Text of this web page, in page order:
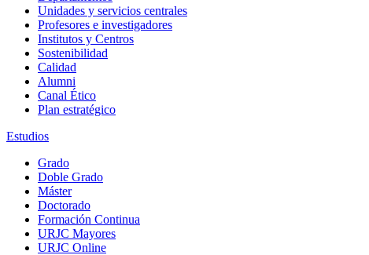
Unidades y servicios centrales
Profesores e investigadores
Institutos y Centros
Sostenibilidad
Calidad
Alumni
Canal Ético
Plan estratégico
Estudios
Grado
Doble Grado
Máster
Doctorado
Formación Continua
URJC Mayores
URJC Online